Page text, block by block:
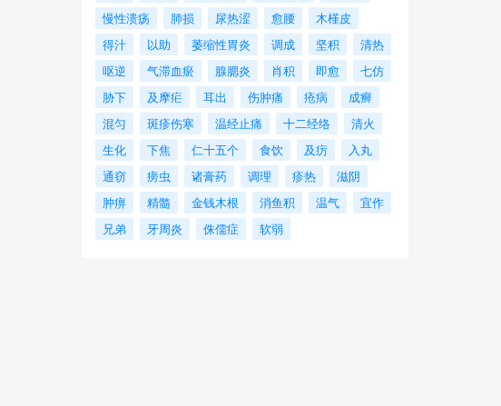
慢性溃疡
肺损 尿热涩 愈腰
木槿皮
得汁
以助 萎缩性胃炎 调成 坚积
清热
呕逆
气滞血瘀 腺腮炎 肖积 即愈
七仿
胁下
及摩疟 耳出 伤肿痛 疮病
成癣
混匀
斑疹伤寒 温经止痛 十二经络
清火
生化
下焦 仁十五个 食饮 及疠
入丸
通窃
痨虫 诸膏药 调理 疹热
滋阴
肿痹
精髓 金钱木根 消鱼积 温气
宜作
兄弟
牙周炎 侏儒症 软弱